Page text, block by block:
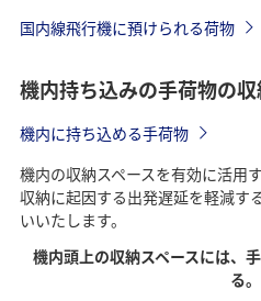
国内線飛行機に預けられる荷物
機内持ち込みの手荷物の
機内に持ち込める手荷物
機内の収納スペースを有効に活用
収納に起因する出発遅延を軽減す
いいたします。
機内頭上の収納スペースには、
る。